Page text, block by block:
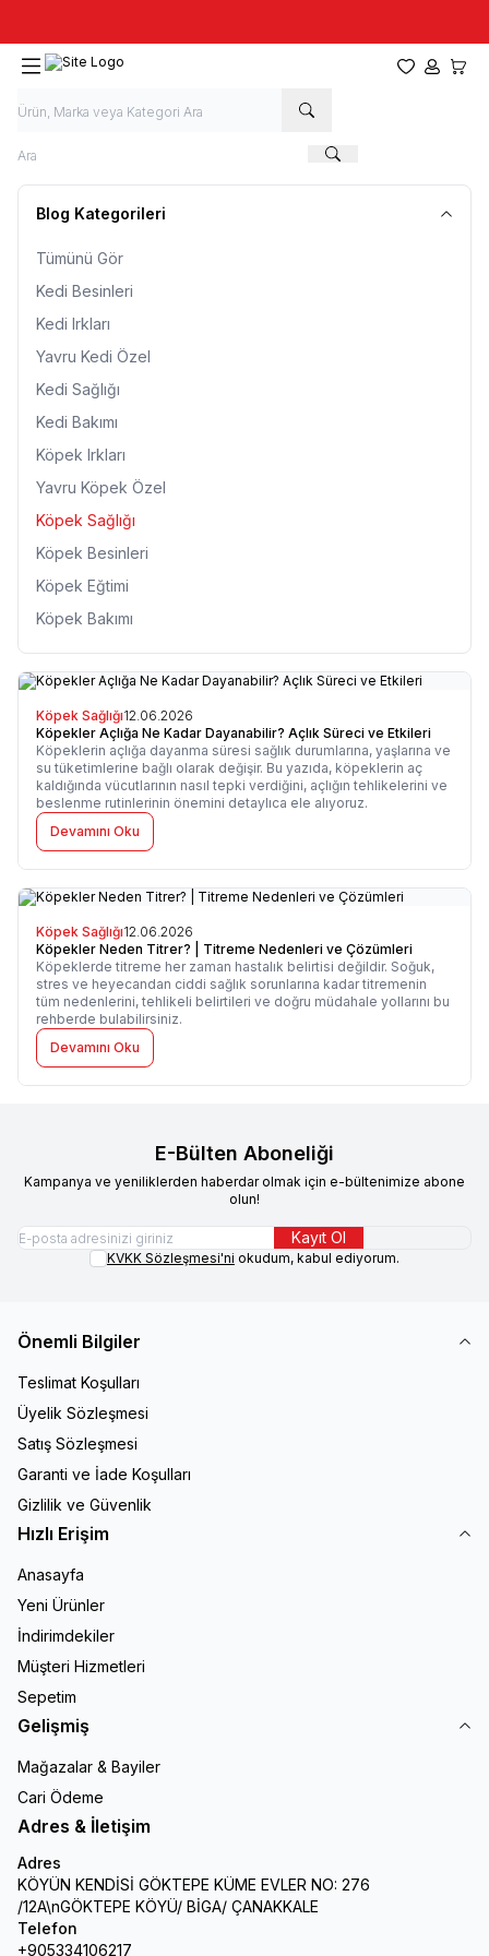
Favorilerim
Hesabım
Blog Kategorileri
Tümünü Gör
Kedi Besinleri
Kedi Irkları
Yavru Kedi Özel
Kedi Sağlığı
Kedi Bakımı
Köpek Irkları
Yavru Köpek Özel
Köpek Sağlığı
Köpek Besinleri
Köpek Eğtimi
Köpek Bakımı
Köpek Sağlığı12.06.2026
Köpekler Açlığa Ne Kadar Dayanabilir? Açlık Süreci ve Etkileri
Köpeklerin açlığa dayanma süresi sağlık durumlarına, yaşlarına ve
su tüketimlerine bağlı olarak değişir. Bu yazıda, köpeklerin aç
kaldığında vücutlarının nasıl tepki verdiğini, açlığın tehlikelerini ve
beslenme rutinlerinin önemini detaylıca ele alıyoruz.
Devamını Oku
Köpek Sağlığı12.06.2026
Köpekler Neden Titrer? | Titreme Nedenleri ve Çözümleri
Köpeklerde titreme her zaman hastalık belirtisi değildir. Soğuk,
stres ve heyecandan ciddi sağlık sorunlarına kadar titremenin
tüm nedenlerini, tehlikeli belirtileri ve doğru müdahale yollarını bu
rehberde bulabilirsiniz.
Devamını Oku
E-Bülten Aboneliği
Kampanya ve yeniliklerden haberdar olmak için e-bültenimize abone
olun!
Kayıt Ol
KVKK Sözleşmesi'ni okudum, kabul ediyorum.
Önemli Bilgiler
Teslimat Koşulları
Üyelik Sözleşmesi
Satış Sözleşmesi
Garanti ve İade Koşulları
Gizlilik ve Güvenlik
Hızlı Erişim
Anasayfa
Yeni Ürünler
İndirimdekiler
Müşteri Hizmetleri
Sepetim
Gelişmiş
Mağazalar & Bayiler
Cari Ödeme
Adres & İletişim
Adres
KÖYÜN KENDİSİ GÖKTEPE KÜME EVLER NO: 276
/12A\nGÖKTEPE KÖYÜ/ BİGA/ ÇANAKKALE
Telefon
+905334106217